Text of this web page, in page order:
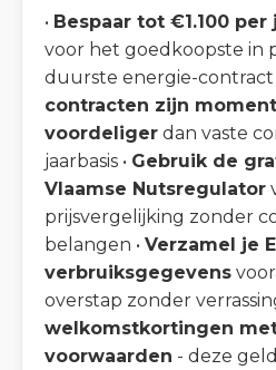
• Bespaar tot €1.100 per
voor het goedkoopste in
duurste energie-contract
contracten zijn
voordeliger dan vaste
jaarbasis • Gebruik de
Vlaamse Nutsregulator
prijsvergelijking zonder
belangen • Verzamel je
verbruiksgegevens
overstap zonder
welkomstkortingen
voorwaarden - deze